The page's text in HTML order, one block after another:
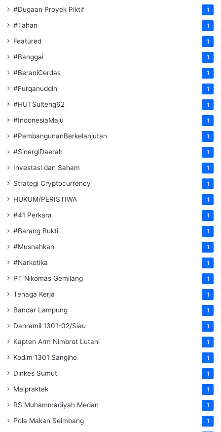
#Dugaan Proyek Piktif 1
#Tahan 1
Featured 1
#Banggai 1
#BeraniCerdas 1
#Furqanuddin 1
#HUTSulteng62 1
#IndonesiaMaju 1
#PembangunanBerkelanjutan 1
#SinergiDaerah 1
Investasi dan Saham 1
Strategi Cryptocurrency 1
HUKUM/PERISTIWA 1
#41 Perkara 1
#Barang Bukti 1
#Musnahkan 1
#Narkotika 1
PT Nikomas Gemilang 1
Tenaga Kerja 1
Bandar Lampung 1
Danramil 1301-02/Siau 1
Kapten Arm Nimbrot Lutani 1
Kodim 1301 Sangihe 1
Dinkes Sumut 1
Malpraktek 1
RS Muhammadiyah Medan 1
Pola Makan Seimbang 1